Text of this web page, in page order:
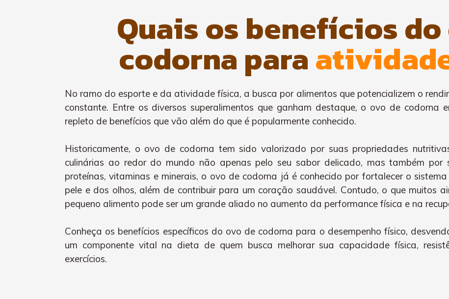
Quais os benefícios
codorna para
No ramo do esporte e da atividade física, a busca por alimentos que potencializem o
constante. Entre os diversos superalimentos que ganham destaque, o ovo de codorna
repleto de benefícios que vão além do que é popularmente conhecido.
Historicamente, o ovo de codorna tem sido valorizado por suas propriedades
culinárias ao redor do mundo não apenas pelo seu sabor delicado, mas também por
proteínas, vitaminas e minerais, o ovo de codorna já é conhecido por fortalecer o
pele e dos olhos, além de contribuir para um coração saudável. Contudo, o que muitos
pequeno alimento pode ser um grande aliado no aumento da performance física e na
Conheça os benefícios específicos do ovo de codorna para o desempenho físico,
um componente vital na dieta de quem busca melhorar sua capacidade física,
exercícios.